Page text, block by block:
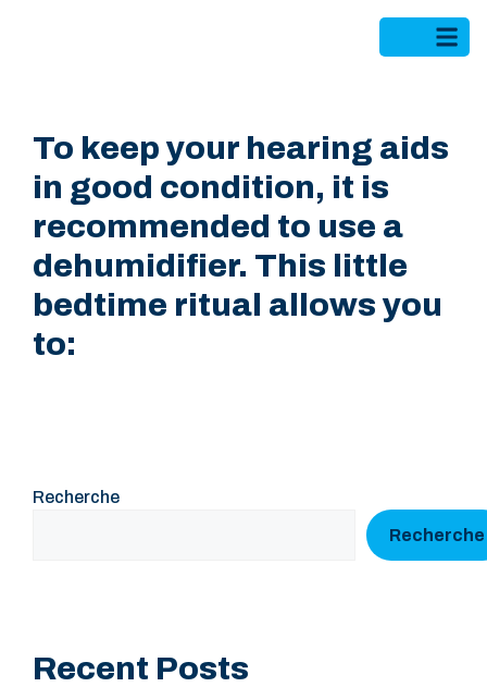
To keep your hearing aids
in good condition, it is
recommended to use a
dehumidifier. This little
bedtime ritual allows you
to:
Recherche
Recherche
Recent Posts